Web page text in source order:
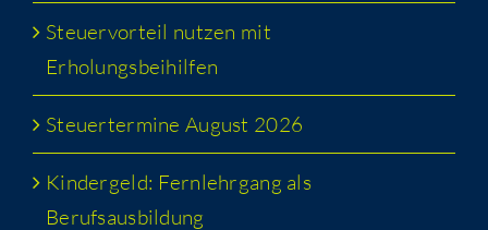
Steu­er­vor­teil nut­zen mit
Erholungsbeihilfen
Steu­er­ter­mi­ne August 2026
Kin­der­geld: Fern­lehr­gang als
Berufsausbildung